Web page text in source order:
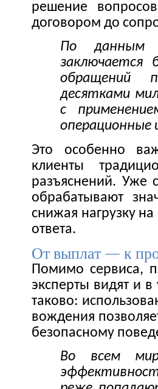
решение
договором до
По данным
заключается
обращений
десятками
с
операционные
Это особенно
клиенты
разъяснений. Уже
обрабатывают
снижая нагрузку
ответа.
От выплат — к
Помимо сервиса,
эксперты видят и
таково:
вождения
безопасному
Во всем